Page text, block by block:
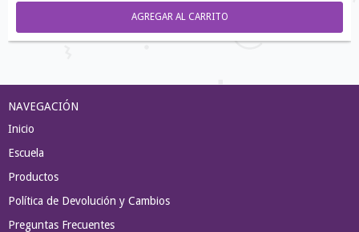
AGREGAR AL CARRITO
NAVEGACIÓN
Inicio
Escuela
Productos
Política de Devolución y Cambios
Preguntas Frecuentes